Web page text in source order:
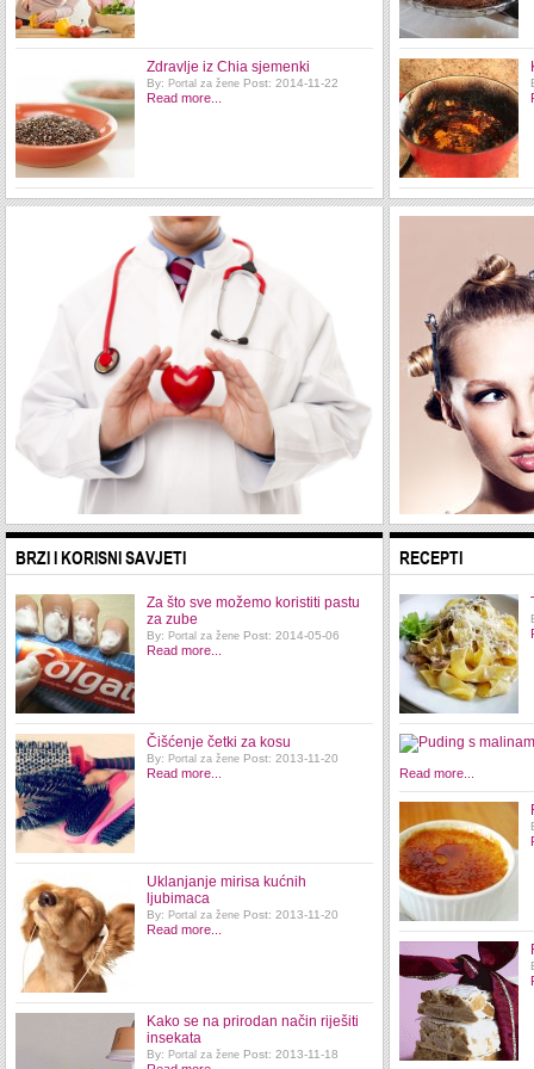
Zdravlje iz Chia sjemenki
By: Portal za žene Post: 2014-11-22
Read more...
BRZI I KORISNI SAVJETI
Za što sve možemo koristiti pastu
za zube
By: Portal za žene Post: 2014-05-06
Read more...
Čišćenje četki za kosu
By: Portal za žene Post: 2013-11-20
Read more...
Uklanjanje mirisa kućnih
ljubimaca
By: Portal za žene Post: 2013-11-20
Read more...
Kako se na prirodan način riješiti
insekata
By: Portal za žene Post: 2013-11-18
RECEPTI
Read more...